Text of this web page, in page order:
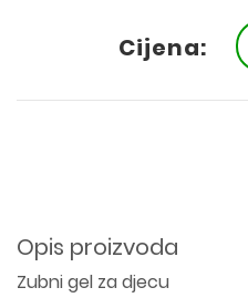
Cijena:
Opis proizvoda
Zubni gel za djecu